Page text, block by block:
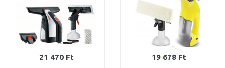
21 470 Ft 19 678 Ft